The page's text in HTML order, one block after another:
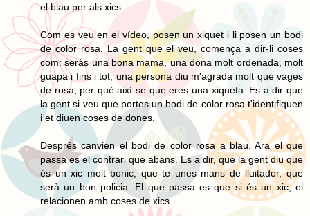
el blau per als xics.
Com es veu en el vídeo, posen un xiquet i li posen un bodi
de color rosa. La gent que el veu, comença a dir-li coses
com: seràs una bona mama, una dona molt ordenada, molt
guapa i fins i tot, una persona diu m'agrada molt que vages
de rosa, per què així se que eres una xiqueta. Es a dir que
la gent si veu que portes un bodi de color rosa t'identifiquen
i et diuen coses de dones.
Després canvien el bodi de color rosa a blau. Ara el que
passa es el contrari que abans. Es a dir, que la gent diu que
és un xic molt bonic, que te unes mans de lluitador, que
serà un bon policia. El que passa es que si és un xic, el
relacionen amb coses de xics.